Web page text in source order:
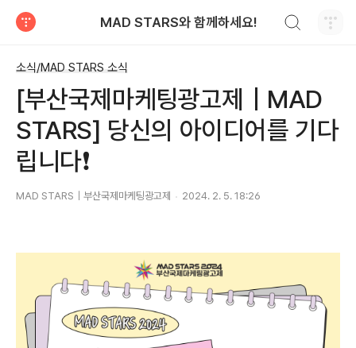
MAD STARS와 함께하세요!
소식/MAD STARS 소식
[부산국제마케팅광고제｜MAD
STARS] 당신의 아이디어를 기다
립니다❗
MAD STARS｜부산국제마케팅광고제 2024. 2. 5. 18:26